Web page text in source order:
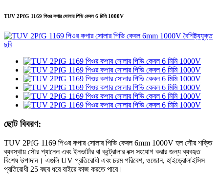
TUV 2PfG 1169 পিওর কপার সোলার পিভি কেবল 6 মিমি 1000V
ছোট বিবরণ:
TUV 2PfG 1169 পিওর কপার সোলার পিভি কেবল 6mm 1000V হল সৌর শক্তি
ব্যবস্থায় সৌর প্যানেল এবং ইনভার্টার বা কন্ট্রোলার বক্স সংযোগ করার জন্য ব্যবহৃত
বিশেষ উপাদান। এগুলি UV প্রতিরোধী এবং চরম পরিবেশ, ওজোন, হাইড্রোলাইসিস
প্রতিরোধী 25 বছর ধরে বাইরে কাজ করতে পারে।